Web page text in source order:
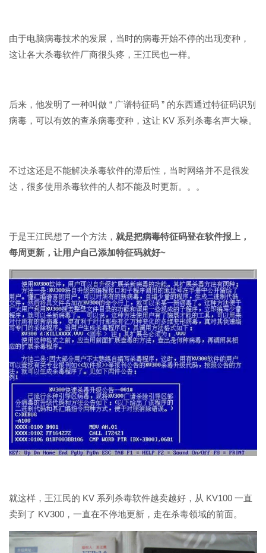
由于电脑病毒技术的发展，当时的病毒开始不停的出现变种，
这让各大杀毒软件厂商很头疼，王江民也一样。
后来，他发明了一种叫做 “ 广谱特征码 ” 的东西通过特征码识别
病毒，可以有效的查杀病毒变种，这让 KV 系列杀毒名声大噪。
不过这还是不能解决杀毒软件的滞后性，当时网络并不是很发
达，很多使用杀毒软件的人都不能及时更新。。。
于是王江民想了一个方法， 就是把病毒特征码登在软件报上，
每周更新，让用户自己添加特征码就好~
就这样，王江民的 KV 系列杀毒软件越卖越好，从 KV100 一直
卖到了 KV300，一直在不停地更新，走在杀毒领域的前面。